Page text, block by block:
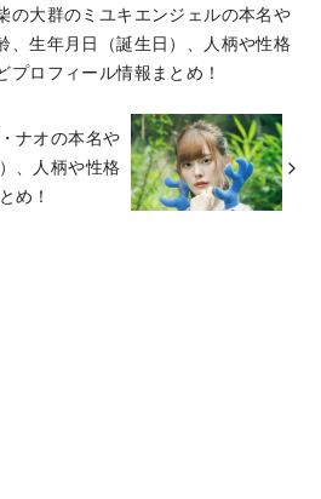
の大群のミユキエンジェルの本名や
、生年月日（誕生日）、人柄や性格
プロフィール情報まとめ！
ナオの本名や
、人柄や性格
め！